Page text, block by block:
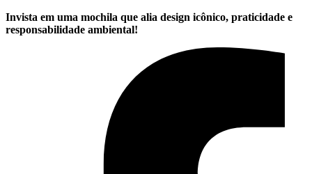
Invista em uma mochila que alia design icônico, praticidade e
responsabilidade ambiental!